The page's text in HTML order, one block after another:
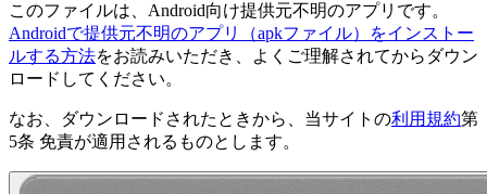
このファイルは、Android向け提供元不明のアプリです。
Androidで提供元不明のアプリ（apkファイル）をインストー
ルする方法をお読みいただき、よくご理解されてからダウン
ロードしてください。
なお、ダウンロードされたときから、当サイトの利用規約第
5条 免責が適用されるものとします。